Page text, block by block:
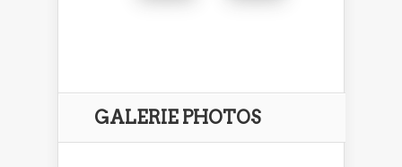
GALERIE PHOTOS